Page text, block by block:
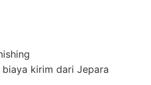
kirim dari Jepara